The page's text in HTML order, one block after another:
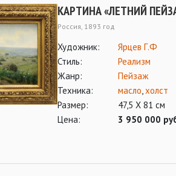
КАРТИНА «ЛЕТНИЙ
Россия, 1893 год
Художник:
Ярцев Г.Ф
Стиль:
Реализм
Жанр:
Пейзаж
Техника:
масло,холст
Размер:
47,5 Х 81 см
Цена:
3 950 000